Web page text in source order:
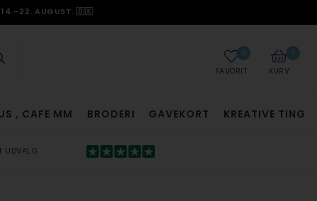
14.–22. AUGUST. 🇩🇰
0
KURV
0
FAVORIT
, CAFE MM BRODERI GAVEKORT KREATIVE TING
UDVALG